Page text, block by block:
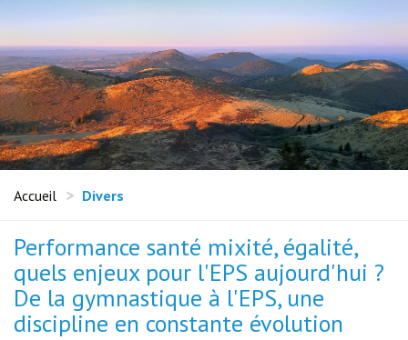
Accueil Divers
Performance santé mixité, égalité,
quels enjeux pour l'EPS aujourd'hui ?
De la gymnastique à l'EPS, une
discipline en constante évolution